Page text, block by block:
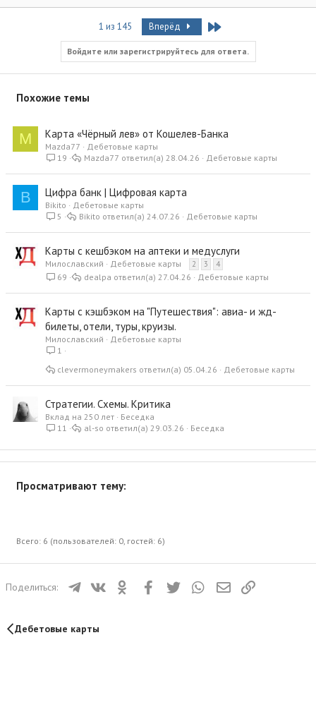
1 из 145 Вперёд Last
Войдите или зарегистрируйтесь для ответа.
Похожие темы
M Карта «Чёрный лев» от Кошелев-Банка
Mazda77
Дебетовые карты
19
Дебетовые карты
28.04.26
Mazda77
B Цифра банк | Цифровая карта
Bikito
Дебетовые карты
5
Дебетовые карты
24.07.26
Bikito
Карты с кешбэком на аптеки и медуслуги
Милославский Дебетовые карты 2 3 4
69 Дебетовые карты
27.04.26
dealpa
Карты с кэшбэком на "Путешествия": авиа- и жд-
билеты, отели, туры, круизы.
Милославский
Дебетовые карты
1
Дебетовые карты
05.04.26
clevermoneymakers
Стратегии. Схемы. Критика
Вклад на 250 лет
Беседка
11
Беседка
29.03.26
al-so
Просматривают тему:
Всего: 6 (пользователей: 0, гостей: 6)
Поделиться: ТелеграмВКонтактеОдноклассники
FacebookTwitter WhatsAppЭлектронная почта
Дебетовые карты